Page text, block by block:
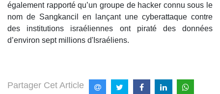
également rapporté qu’un groupe de hacker connu sous le
nom de Sangkancil en lançant une cyberattaque contre
des institutions israéliennes ont piraté des données
d’environ sept millions d'Israéliens.
Partager Cet Article